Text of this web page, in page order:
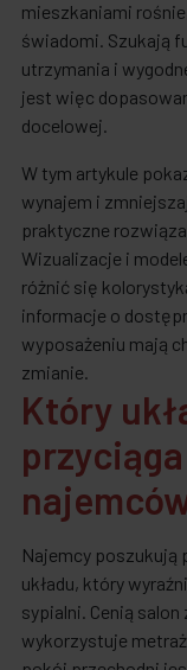
mieszkaniami
świadomi. Szukają
utrzymania i
jest więc
docelowej.
W tym artykule
wynajem i
praktyczne
Wizualizacje i
różnić się
informacje o
wyposażeniu mają
zmianie.
Który
Najemcy poszukują
układu, który
sypialni. Cenią
wykorzystuje